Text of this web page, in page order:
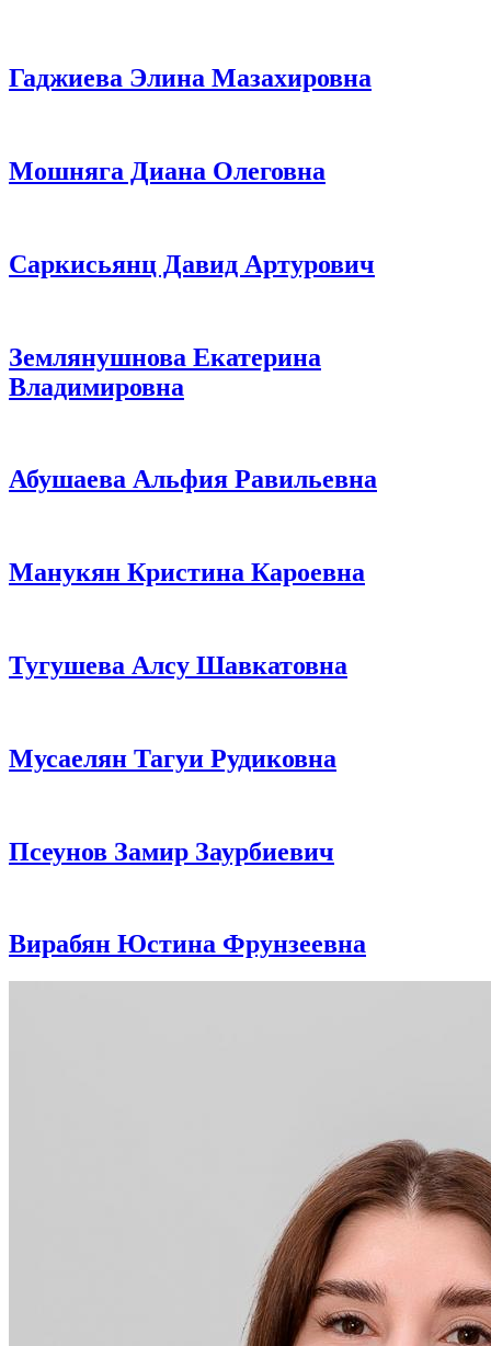
Гаджиева Элина Мазахировна
Мошняга Диана Олеговна
Саркисьянц Давид Артурович
Землянушнова Екатерина
Владимировна
Абушаева Альфия Равильевна
Манукян Кристина Кароевна
Тугушева Алсу Шавкатовна
Мусаелян Тагуи Рудиковна
Псеунов Замир Заурбиевич
Вирабян Юстина Фрунзеевна